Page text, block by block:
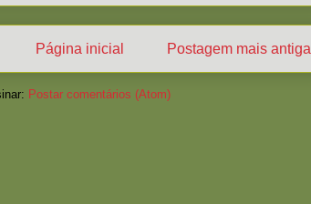
Postagem mais antiga
Página inicial
Postar comentários (Atom)